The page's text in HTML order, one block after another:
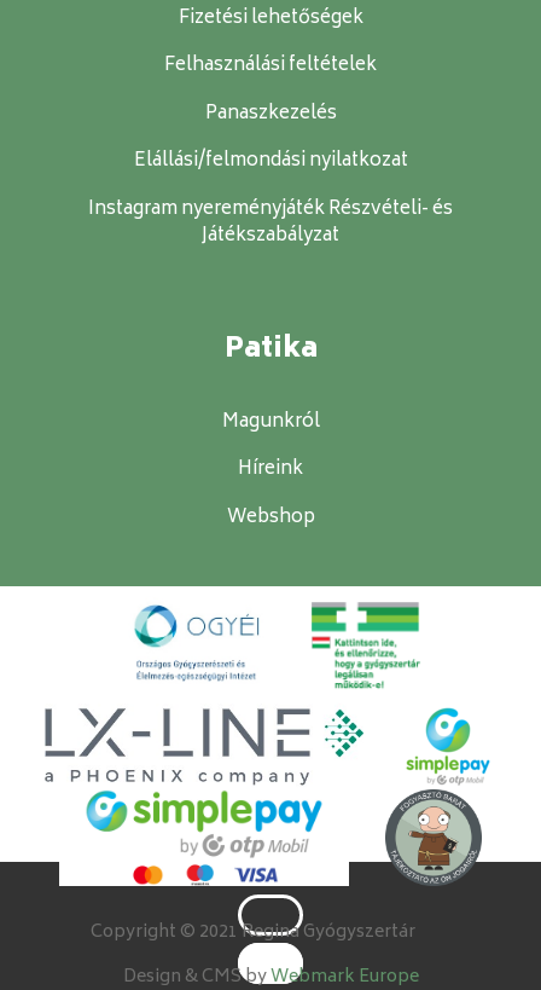
Fizetési lehetőségek
Felhasználási feltételek
Panaszkezelés
Elállási/felmondási nyilatkozat
Instagram nyereményjáték Részvételi- és
Játékszabályzat
Patika
Magunkról
Híreink
Webshop
Copyright © 2021 Regina Gyógyszertár
Design & CMS byWebmark Europe